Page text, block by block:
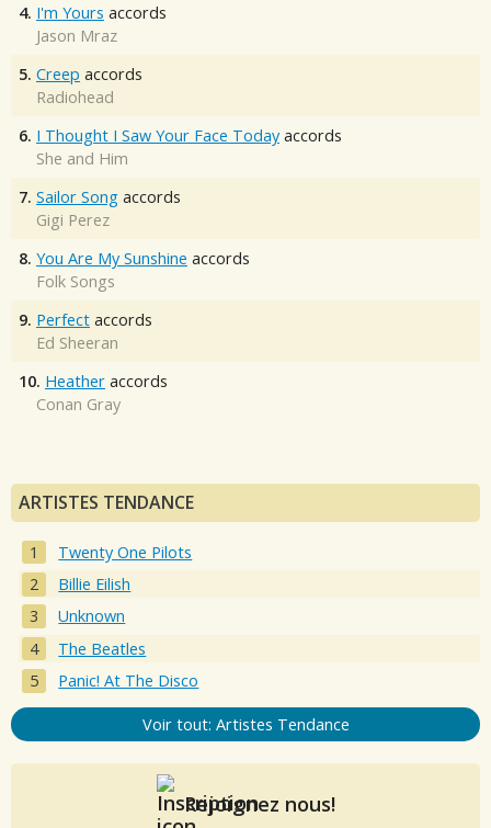
4. I'm Yours accords
Jason Mraz
5. Creep accords
Radiohead
6. I Thought I Saw Your Face Today accords
She and Him
7. Sailor Song accords
Gigi Perez
8. You Are My Sunshine accords
Folk Songs
9. Perfect accords
Ed Sheeran
10. Heather accords
Conan Gray
ARTISTES TENDANCE
Twenty One Pilots
Billie Eilish
Unknown
The Beatles
Panic! At The Disco
Voir tout: Artistes Tendance
Rejoignez nous!